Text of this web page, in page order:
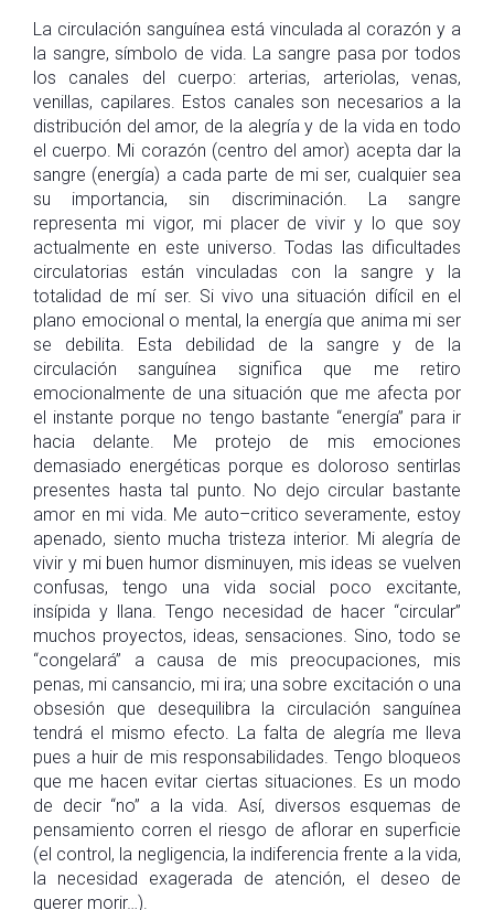
La circulación sanguínea está vinculada al corazón y a
la sangre, símbolo de vida. La sangre pasa por todos
los canales del cuerpo: arterias, arteriolas, venas,
venillas, capilares. Estos canales son necesarios a la
distribución del amor, de la alegría y de la vida en todo
el cuerpo. Mi corazón (centro del amor) acepta dar la
sangre (energía) a cada parte de mi ser, cualquier sea
su importancia, sin discriminación. La sangre
representa mi vigor, mi placer de vivir y lo que soy
actualmente en este universo. Todas las dificultades
circulatorias están vinculadas con la sangre y la
totalidad de mí ser. Si vivo una situación difícil en el
plano emocional o mental, la energía que anima mi ser
se debilita. Esta debilidad de la sangre y de la
circulación sanguínea significa que me retiro
emocionalmente de una situación que me afecta por
el instante porque no tengo bastante “energía” para ir
hacia delante. Me protejo de mis emociones
demasiado energéticas porque es doloroso sentirlas
presentes hasta tal punto. No dejo circular bastante
amor en mi vida. Me auto–critico severamente, estoy
apenado, siento mucha tristeza interior. Mi alegría de
vivir y mi buen humor disminuyen, mis ideas se vuelven
confusas, tengo una vida social poco excitante,
insípida y llana. Tengo necesidad de hacer “circular”
muchos proyectos, ideas, sensaciones. Sino, todo se
“congelará” a causa de mis preocupaciones, mis
penas, mi cansancio, mi ira; una sobre excitación o una
obsesión que desequilibra la circulación sanguínea
tendrá el mismo efecto. La falta de alegría me lleva
pues a huir de mis responsabilidades. Tengo bloqueos
que me hacen evitar ciertas situaciones. Es un modo
de decir “no” a la vida. Así, diversos esquemas de
pensamiento corren el riesgo de aflorar en superficie
(el control, la negligencia, la indiferencia frente a la vida,
la necesidad exagerada de atención, el deseo de
querer morir…).